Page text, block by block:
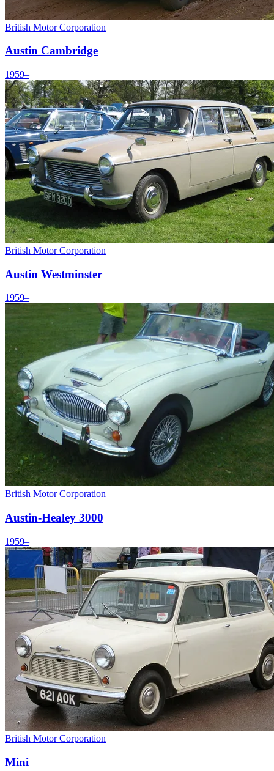
British Motor Corporation
Austin Cambridge
1959–
British Motor Corporation
Austin Westminster
1959–
British Motor Corporation
Austin-Healey 3000
1959–
British Motor Corporation
Mini